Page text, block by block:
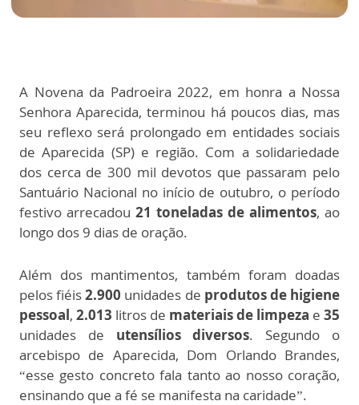
A Novena da Padroeira 2022, em honra a Nossa
Senhora Aparecida, terminou há poucos dias, mas
seu reflexo será prolongado em entidades sociais
de Aparecida (SP) e região. Com a solidariedade
dos cerca de 300 mil devotos que passaram pelo
Santuário Nacional no início de outubro, o período
festivo arrecadou 21 toneladas de alimentos, ao
longo dos 9 dias de oração.
Além dos mantimentos, também foram doadas
pelos fiéis2.900 unidades de produtos de higiene
pessoal, 2.013 litros de materiais de limpeza e 35
unidades de utensílios diversos. Segundo o
arcebispo de Aparecida, Dom Orlando Brandes,
“esse gesto concreto fala tanto ao nosso coração,
ensinando que a fé se manifesta na caridade”.